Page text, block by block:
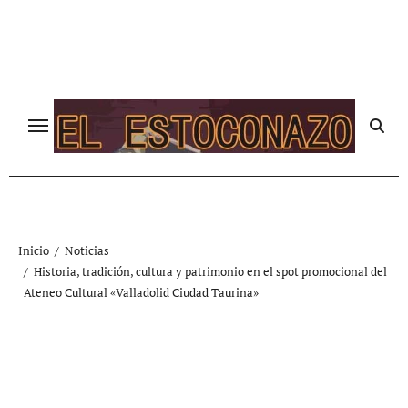
Inicio
Noticias
Historia, tradición, cultura y patrimonio en el spot promocional del
Ateneo Cultural «Valladolid Ciudad Taurina»